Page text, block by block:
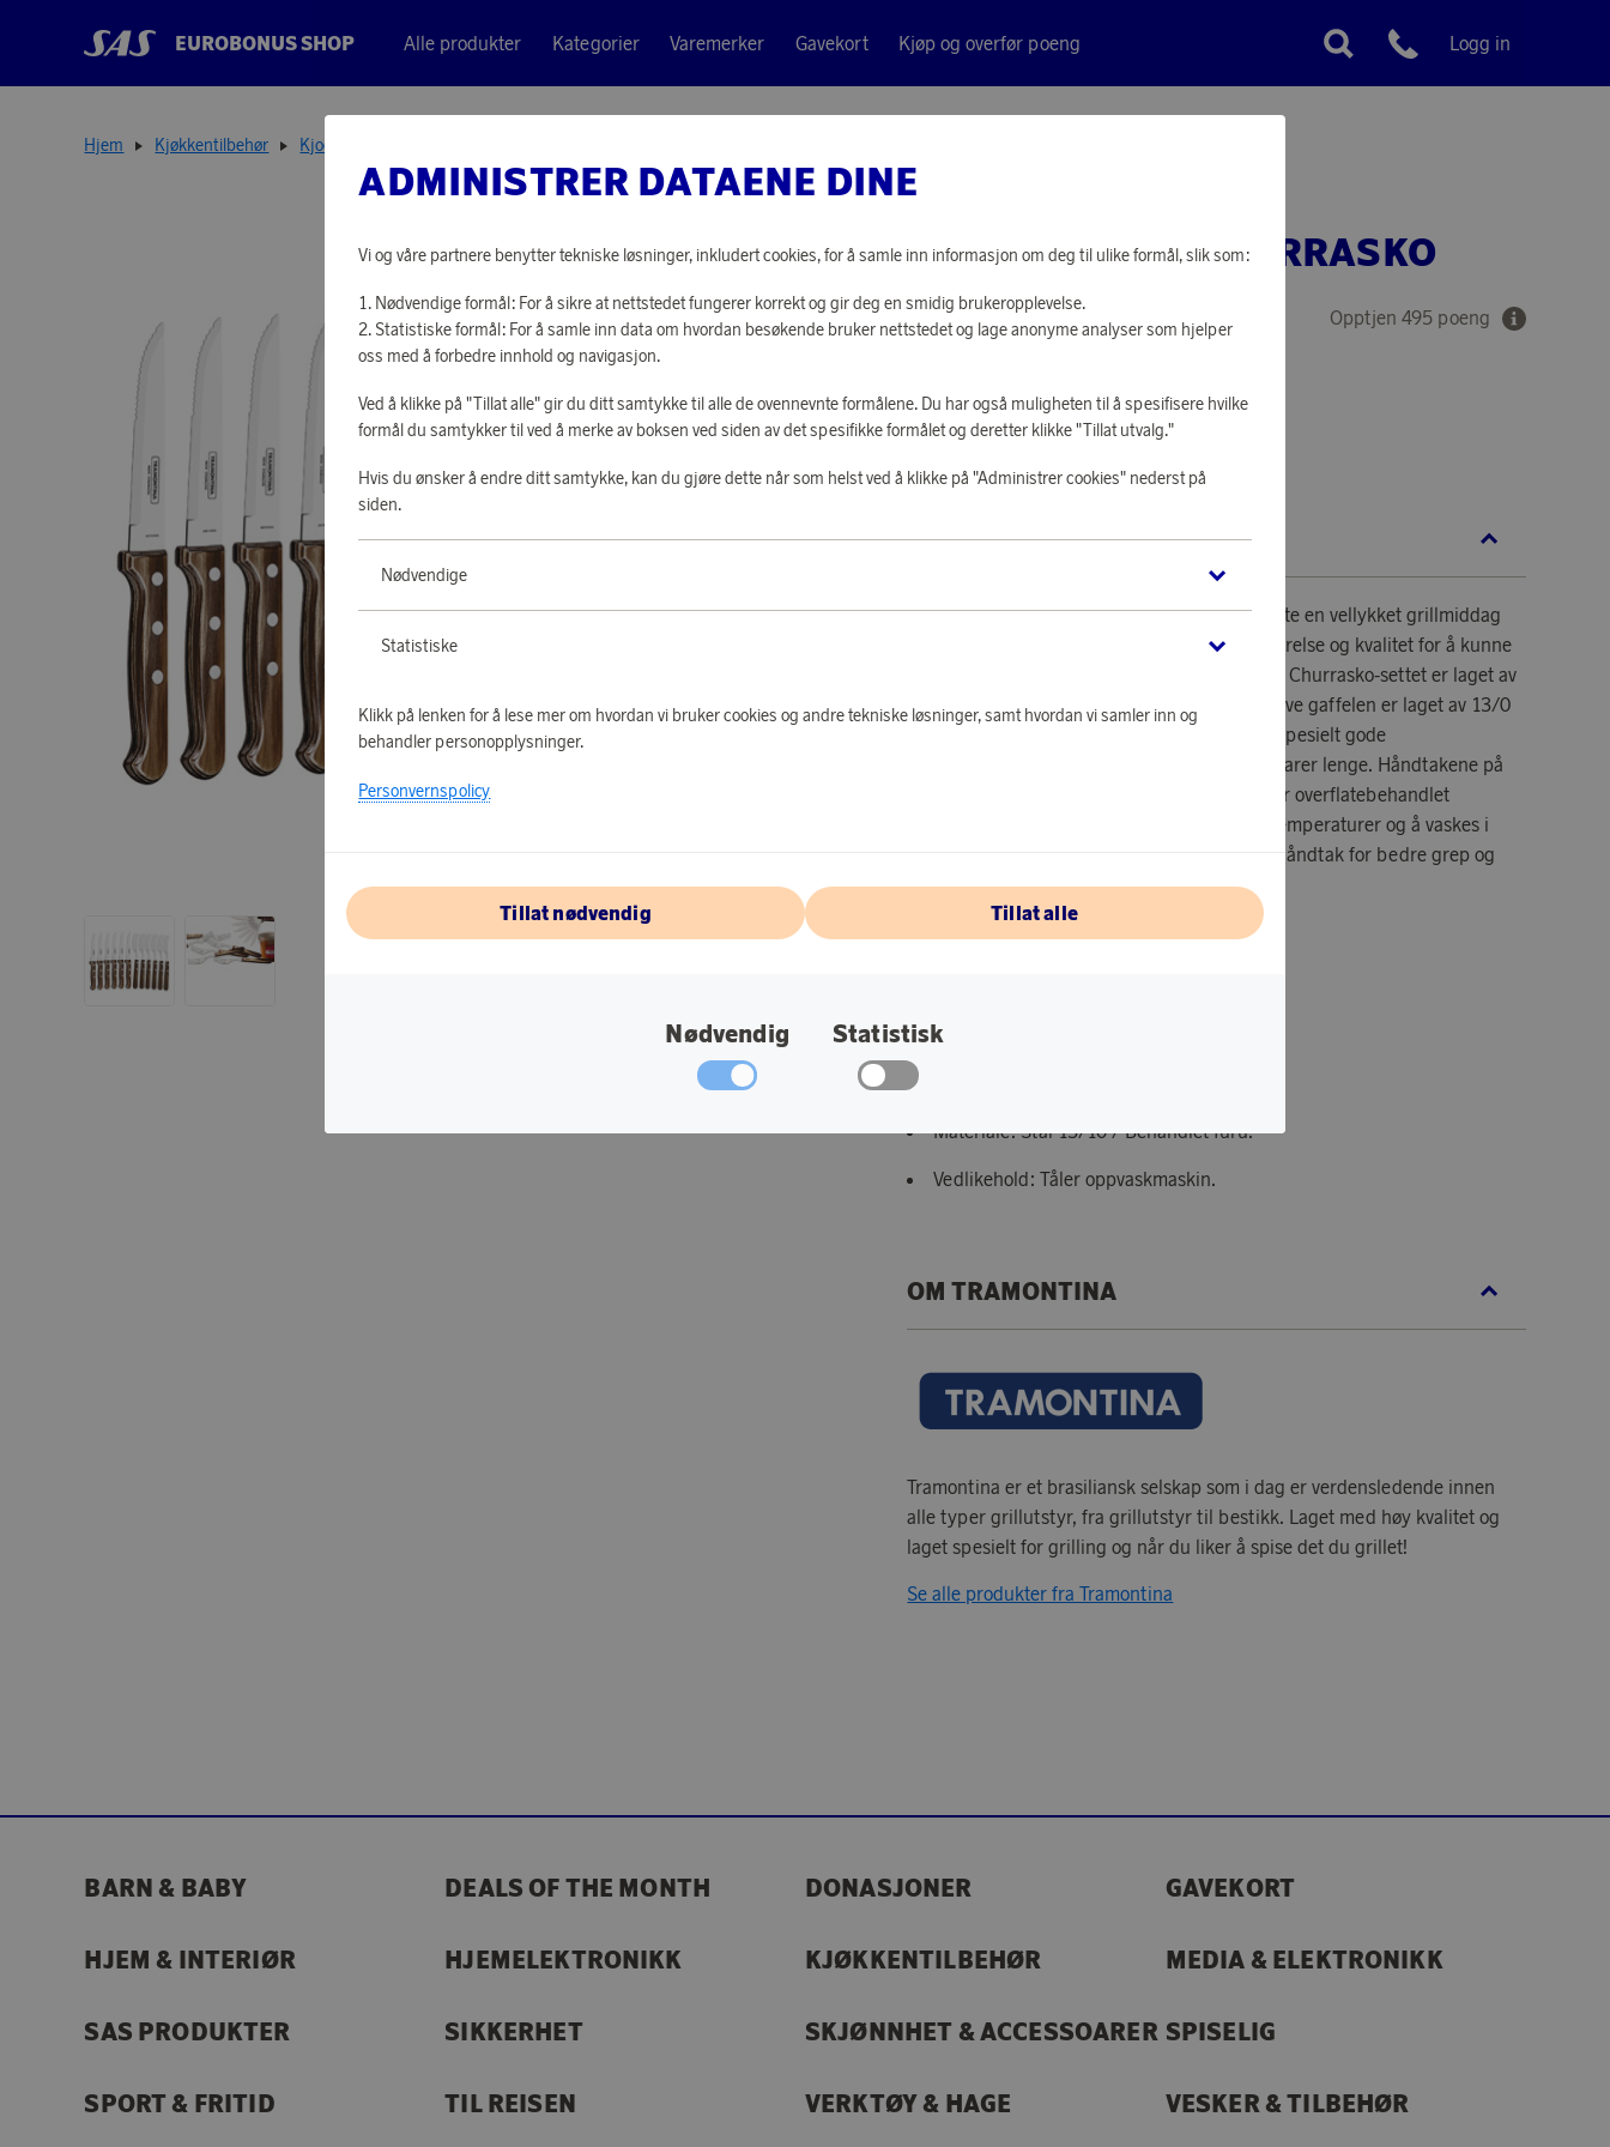
EUROBONUS SHOP Alle produkter Kategorier Varemerker Gavekort Kjøp og overfør poeng Kundeservice
Logg in
Hjem Kjøkkentilbehør Kjoekkenkniver
Tramontina
GRILLBESTIKK CHURRASKO
15 960 poeng
495 kr
Opptjen 495 poeng
LOGG INN FOR Å HANDLE
PRODUKTBESKRIVELSE
Godt bestikk hever opplevelsen når du skal nyte en vellykket grillmiddag
og dette grillbestikket er betydelig både i størrelse og kvalitet for å kunne
spise kjøtt og det du har grillet på beste måte! Churrasko-settet er laget av
materialer som er perfekte for grillbestikk. Selve gaffelen er laget av 13/0
kromstål. Knivståetl er rustbestandig og har spesielt gode
skjæreegenskaper og sylskarpe spisser som varer lenge. Håndtakene på
bestikket er laget i polywood-teknologi, som er overflatebehandlet
hardpresset furu. Det betyr at de tåler høye temperaturer og å vaskes i
oppvaskmaskin. Dette settet har litt sterkere håndtak for bedre grep og
større kniver.
Spesifikasjoner:
Mål - Kniv 23,5cm, Gaffel 21cm.
Materiale: Stål 13/10 / Behandlet furu.
Vedlikehold: Tåler oppvaskmaskin.
OM TRAMONTINA
Tramontina er et brasiliansk selskap som i dag er verdensledende innen
alle typer grillutstyr, fra grillutstyr til bestikk. Laget med høy kvalitet og
laget spesielt for grilling og når du liker å spise det du grillet!
Se alle produkter fra Tramontina
ADMINISTRER DATAENE DINE
Vi og våre partnere benytter tekniske løsninger, inkludert cookies, for å samle inn informasjon om deg til ulike formål, slik som:
Nødvendige formål: For å sikre at nettstedet fungerer korrekt og gir deg en smidig brukeropplevelse.
Statistiske formål: For å samle inn data om hvordan besøkende bruker nettstedet og lage anonyme analyser som hjelper
oss med å forbedre innhold og navigasjon.
Ved å klikke på "Tillat alle" gir du ditt samtykke til alle de ovennevnte formålene. Du har også muligheten til å spesifisere hvilke
formål du samtykker til ved å merke av boksen ved siden av det spesifikke formålet og deretter klikke "Tillat utvalg."
Hvis du ønsker å endre ditt samtykke, kan du gjøre dette når som helst ved å klikke på "Administrer cookies" nederst på
siden.
Nødvendige
Statistiske
Klikk på lenken for å lese mer om hvordan vi bruker cookies og andre tekniske løsninger, samt hvordan vi samler inn og
behandler personopplysninger.
Personvernspolicy
Tillat nødvendig Tillat alle
Nødvendig Statistisk
BARN & BABY DEALS OF THE MONTH DONASJONER GAVEKORT
HJEM & INTERIØR HJEMELEKTRONIKK KJØKKENTILBEHØR MEDIA & ELEKTRONIKK
SAS PRODUKTER SIKKERHET SKJØNNHET & ACCESSOARER SPISELIG
SPORT & FRITID TIL REISEN VERKTØY & HAGE VESKER & TILBEHØR